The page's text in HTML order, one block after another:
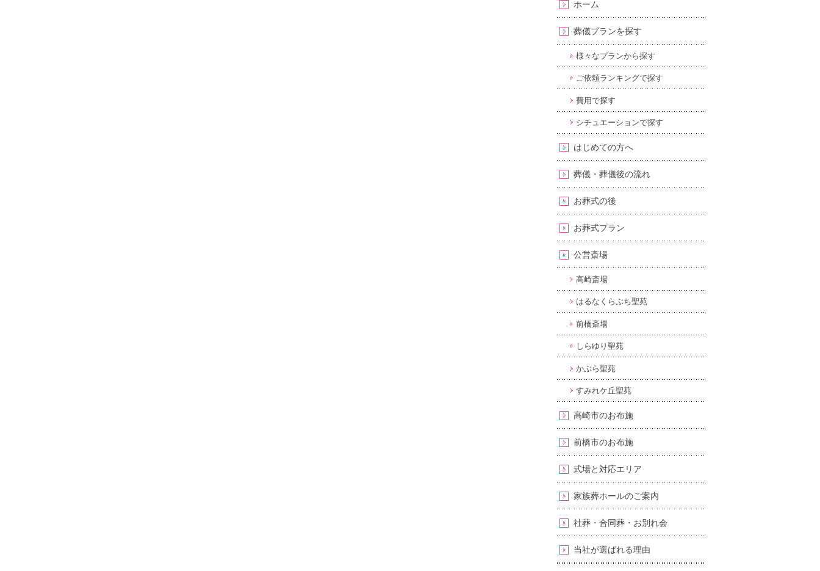
ホーム
葬儀プランを探す
様々なプランから探す
ご依頼ランキングで探す
費用で探す
シチュエーションで探す
はじめての方へ
葬儀・葬儀後の流れ
お葬式の後
お葬式プラン
公営斎場
高崎斎場
はるなくらぶち聖苑
前橋斎場
しらゆり聖苑
かぶら聖苑
すみれケ丘聖苑
高崎市のお布施
前橋市のお布施
式場と対応エリア
家族葬ホールのご案内
社葬・合同葬・お別れ会
当社が選ばれる理由